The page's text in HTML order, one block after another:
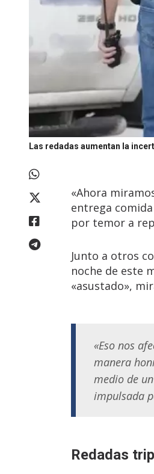
Las redadas aumentan la
«Ahora
entrega
por temor a
Junto a otros
noche de este
«asustado»,
«Eso nos
manera
medio de
impulsada
Redadas